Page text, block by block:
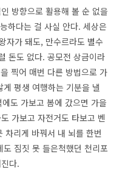
방향으로 활용해 볼 순 없을
하다는 걸 사실 안다. 세상은
자가 돼도, 만수르라도 별수
돈도 없다. 공모전 상금이라
찍어 매번 다른 방법으로 가
평생 여행하는 기분을 낼
도 가보고 봄에 갔으면 가을
가보고 자전거도 타보고 벤
차리게 바꿔서 내 뇌를 한번
짐짓 못 들은척했던 천리포
다.